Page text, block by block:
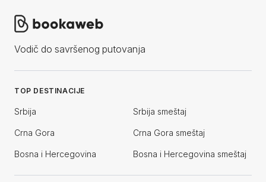
Vodič do savršenog putovanja
TOP DESTINACIJE
Srbija Srbija smeštaj
Crna Gora Crna Gora smeštaj
Bosna i Hercegovina Bosna i Hercegovina smeštaj